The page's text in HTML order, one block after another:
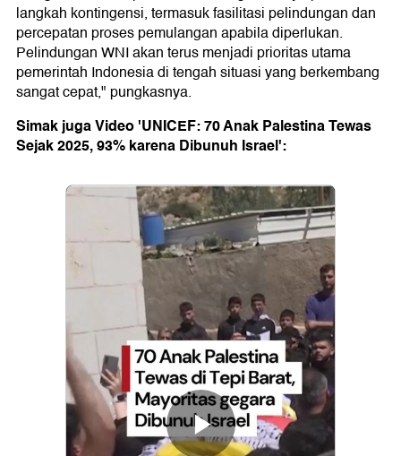
langkah kontingensi, termasuk fasilitasi pelindungan dan
percepatan proses pemulangan apabila diperlukan.
Pelindungan WNI akan terus menjadi prioritas utama
pemerintah Indonesia di tengah situasi yang berkembang
sangat cepat," pungkasnya.
Simak juga Video 'UNICEF: 70 Anak Palestina Tewas
Sejak 2025, 93% karena Dibunuh Israel':